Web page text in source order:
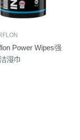
Power Wipes强
湿巾